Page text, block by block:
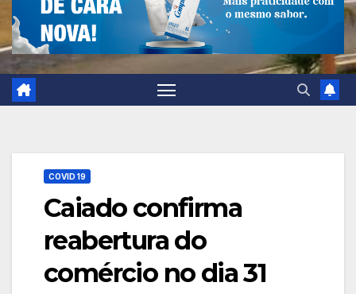
COVID 19
Caiado confirma
reabertura do
comércio no dia 31